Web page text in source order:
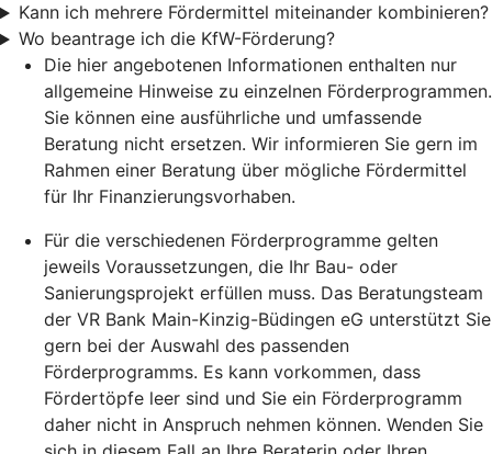
Kann ich mehrere Fördermittel miteinander kombinieren?
Wo beantrage ich die KfW-Förderung?
Die hier angebotenen Informationen enthalten nur
allgemeine Hinweise zu einzelnen Förderprogrammen.
Sie können eine ausführliche und umfassende
Beratung nicht ersetzen. Wir informieren Sie gern im
Rahmen einer Beratung über mögliche Fördermittel
für Ihr Finanzierungsvorhaben.
Für die verschiedenen Förderprogramme gelten
jeweils Voraussetzungen, die Ihr Bau- oder
Sanierungsprojekt erfüllen muss. Das Beratungsteam
der VR Bank Main-Kinzig-Büdingen eG unterstützt Sie
gern bei der Auswahl des passenden
Förderprogramms. Es kann vorkommen, dass
Fördertöpfe leer sind und Sie ein Förderprogramm
daher nicht in Anspruch nehmen können. Wenden Sie